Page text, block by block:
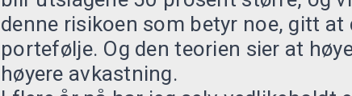
denne risikoen som betyr noe, gitt
portefølje. Og den teorien sier at
høyere avkastning.